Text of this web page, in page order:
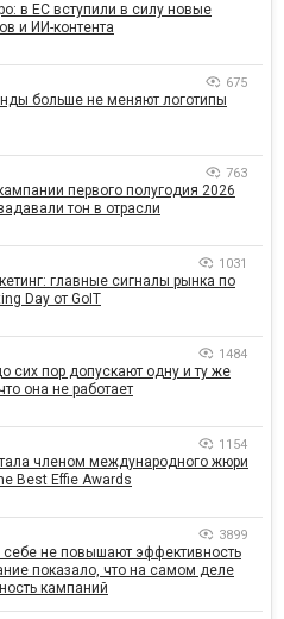
в ЕС вступили в силу новые
и ИИ-контента
675
больше не меняют логотипы
763
первого полугодия 2026
тон в отрасли
1031
главные сигналы рынка по
Day от GoIT
1484
сих пор допускают одну и ту же
она не работает
1154
членом международного жюри
Best Effie Awards
3899
себе не повышают эффективность
показало, что на самом деле
кампаний